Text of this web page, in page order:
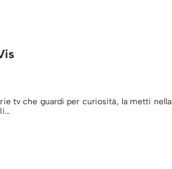
tv che guardi per curiosità, la metti nella